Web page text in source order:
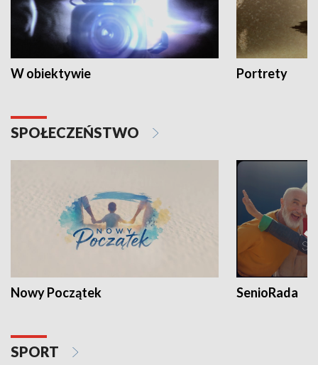
W obiektywie Portrety
SPOŁECZEŃSTWO
Nowy Początek SenioRada
SPORT